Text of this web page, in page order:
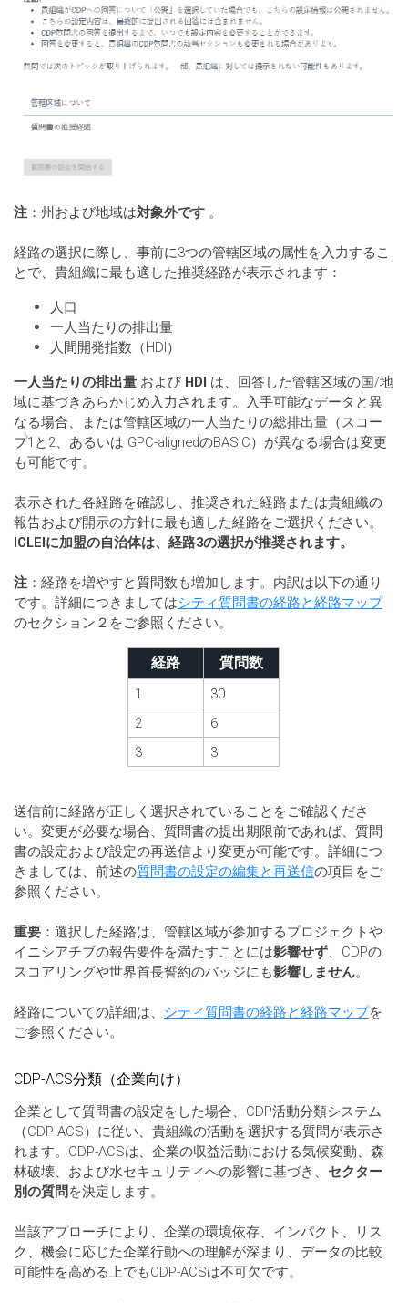
注 ：州および地域は対象外です 。
経路の選択に際し、事前に3つの管轄区域の属性を入力するこ
とで、貴組織に最も適した推奨経路が表示されます：
人口
一人当たりの排出量
人間開発指数（HDI）
一人当たりの排出量 および HDI は、回答した管轄区域の国/地
域に基づきあらかじめ入力されます。入手可能なデータと異
なる場合、または管轄区域の一人当たりの総排出量（スコー
プ1と2、あるいは GPC-alignedのBASIC）が異なる場合は変更
も可能です。
表示された各経路を確認し、推奨された経路または貴組織の
報告および開示の方針に最も適した経路をご選択ください。
ICLEIに加盟の自治体は、経路3の選択が推奨されます。
注 ：経路を増やすと質問数も増加します。内訳は以下の通り
です。詳細につきましてはシティ質問書の経路と経路マップ
のセクション２をご参照ください。
経路 質問数
1
30
2
6
3
3
送信前に経路が正しく選択されていることをご確認くださ
い。変更が必要な場合、質問書の提出期限前であれば、質問
書の設定および設定の再送信より変更が可能です。詳細につ
きましては、前述の質問書の設定の編集と再送信の項目をご
参照ください。
重要 ：選択した経路は、管轄区域が参加するプロジェクトや
イニシアチブの報告要件を満たすことには影響せず 、CDPの
スコアリングや世界首長誓約のバッジにも影響しません。
経路についての詳細は、 シティ質問書の経路と経路マップを
ご参照ください。
CDP-ACS分類（企業向け）
企業として質問書の設定をした場合、CDP活動分類システム
（CDP-ACS）に従い、貴組織の活動を選択する質問が表示さ
れます。CDP-ACSは、企業の収益活動における気候変動、森
林破壊、および水セキュリティへの影響に基づき、 セクター
別の質問 を決定します。
当該アプローチにより、企業の環境依存、インパクト、リス
ク、機会に応じた企業行動への理解が深まり、データの比較
可能性を高める上でもCDP-ACSは不可欠です。